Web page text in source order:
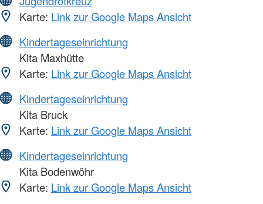
Karte: Link zur Google Maps Ansicht
Kindertageseinrichtung
Kita Maxhütte
Karte: Link zur Google Maps Ansicht
Kindertageseinrichtung
Kita Bruck
Karte: Link zur Google Maps Ansicht
Kindertageseinrichtung
Kita Bodenwöhr
Karte: Link zur Google Maps Ansicht